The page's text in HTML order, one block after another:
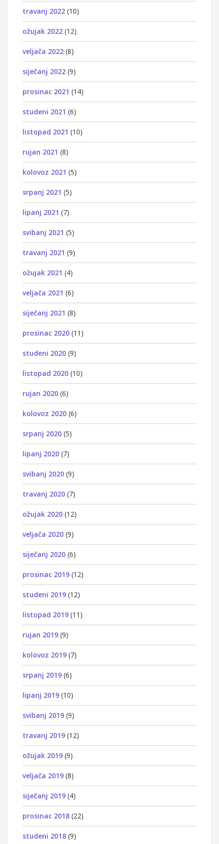
travanj 2022 (10)
ožujak 2022 (12)
veljača 2022 (8)
siječanj 2022 (9)
prosinac 2021 (14)
studeni 2021 (6)
listopad 2021 (10)
rujan 2021 (8)
kolovoz 2021 (5)
srpanj 2021 (5)
lipanj 2021 (7)
svibanj 2021 (5)
travanj 2021 (9)
ožujak 2021 (4)
veljača 2021 (6)
siječanj 2021 (8)
prosinac 2020 (11)
studeni 2020 (9)
listopad 2020 (10)
rujan 2020 (6)
kolovoz 2020 (6)
srpanj 2020 (5)
lipanj 2020 (7)
svibanj 2020 (9)
travanj 2020 (7)
ožujak 2020 (12)
veljača 2020 (9)
siječanj 2020 (6)
prosinac 2019 (12)
studeni 2019 (12)
listopad 2019 (11)
rujan 2019 (9)
kolovoz 2019 (7)
srpanj 2019 (6)
lipanj 2019 (10)
svibanj 2019 (9)
travanj 2019 (12)
ožujak 2019 (9)
veljača 2019 (8)
siječanj 2019 (4)
prosinac 2018 (22)
studeni 2018 (9)